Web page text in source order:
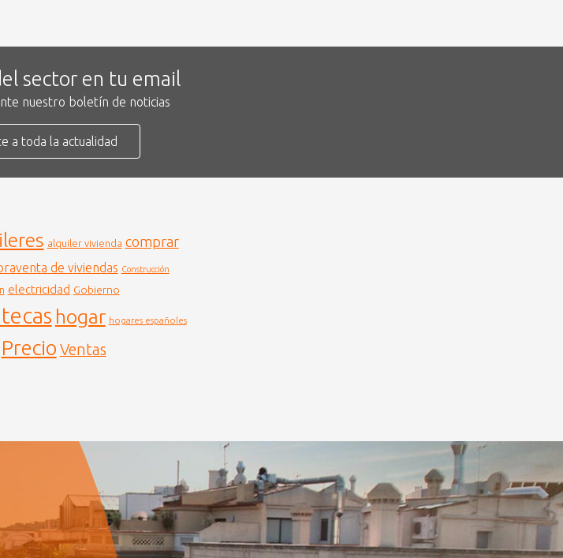
sector en tu email
nuestro boletín de noticias
a toda la actualidad
alquiler vivienda comprar
de viviendas Construcción
electricidad Gobierno
hogar hogares españoles
Precio Ventas